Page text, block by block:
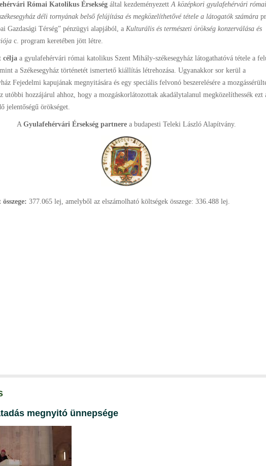
Római Katolikus Érsekség által kezdeményezettA középkori gyulafehérvári római
déli tornyának belső felújítása és megközelíthetővé tétele a látogatók számára
Gazdasági Térség” pénzügyi alapjából, a Kulturális és természeti örökség konzerválása és
c. program keretében jött létre.
célja a gyulafehérvári római katolikus Szent Mihály-székesegyház látogathatóvá tétele a
a Székesegyház történetét ismertető kiállítás létrehozása. Ugyanakkor sor kerül a
Fejedelmi kapujának megnyitására és egy speciális felvonó beszerelésére a
utóbbi hozzájárul ahhoz, hogy a mozgáskorlátozottak akadálytalanul megközelíthessék ezt
jelentőségű örökséget.
AGyulafehérvári Érsekség partnere a budapesti Teleki László Alapítvány.
377.065 lej, amelyből az elszámolható költségek összege: 336.488 lej.
megnyitó ünnepsége